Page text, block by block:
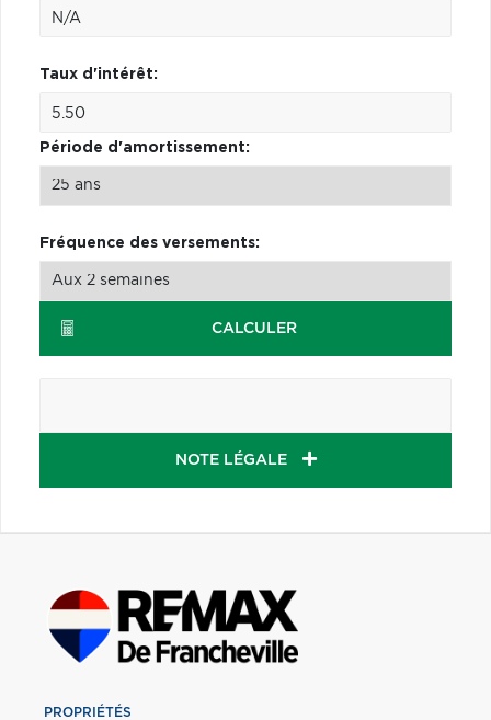
Taux d'intérêt:
Période d'amortissement:
Fréquence des versements:
CALCULER
NOTE LÉGALE
PROPRIÉTÉS